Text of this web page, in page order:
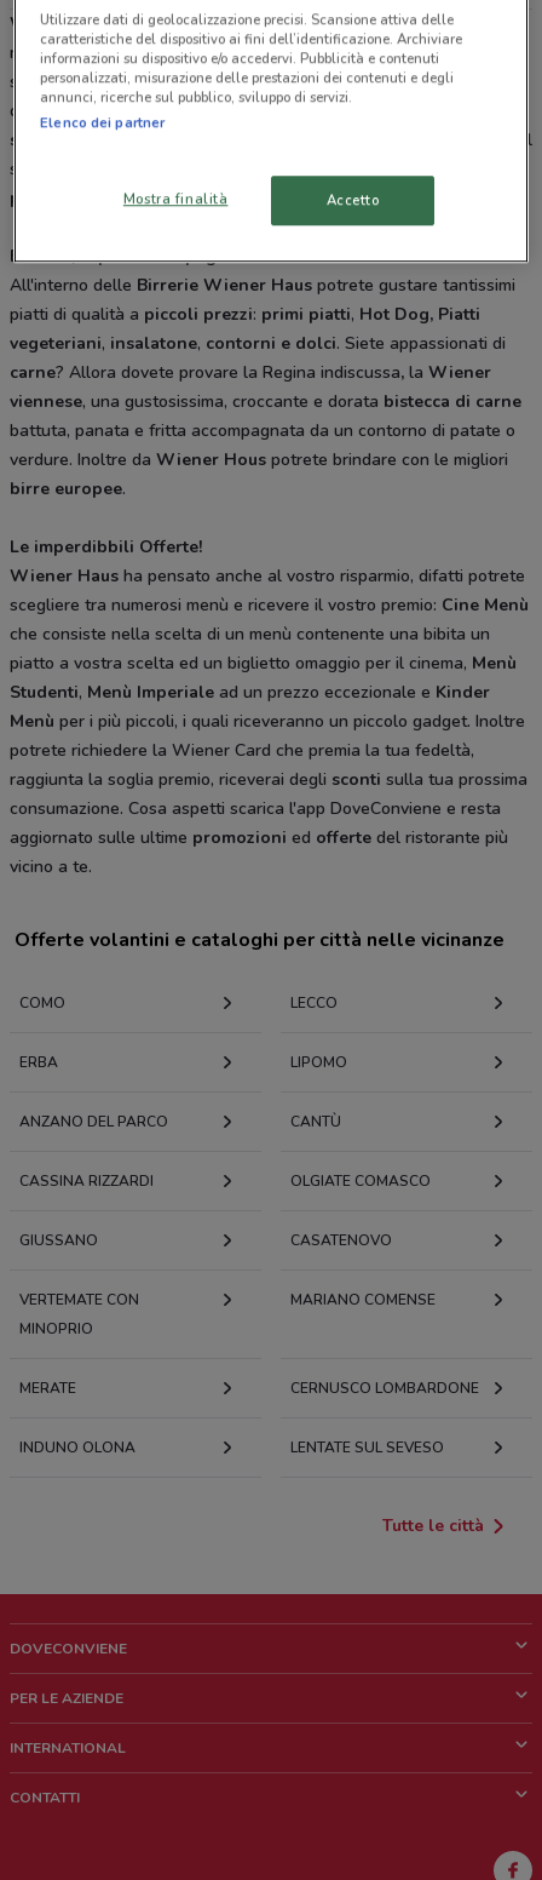
Wiener Hausè unatrattoriaebirreriadove poter gustare le
migliori specialità culinarie europee. Troverete una vasta scelta di
specialità tipiche cucinate con cura seguendo le ricette originali
delle più antiche tradizioni: dai Tradizionali, ai
specialità alla griglia
. Visita il
sito DoveConviene.it, sfoglia il
promozioni
in atto nella tua città.
Birreria, sapori e compagnia
All'interno delle Birrerie Wiener Haus potrete gustare tantissimi
piatti di qualità a piccoli prezzi: primi piatti, Hot Dog, Piatti
vegeteriani, insalatone, contorni e dolci. Siete appassionati di
carne? Allora dovete provare la Regina indiscussa, la Wiener
viennese, una gustosissima, croccante e dorata bistecca di carne
battuta, panata e fritta accompagnata da un contorno di patate o
verdure. Inoltre da Wiener Hous potrete brindare con le migliori
birre europee.
Le imperdibbili Offerte!
Wiener Haus ha pensato anche al vostro risparmio, difatti potrete
scegliere tra numerosi menù e ricevere il vostro premio: Cine Menù
che consiste nella scelta di un menù contenente una bibita un
piatto a vostra scelta ed un biglietto omaggio per il cinema, Menù
Studenti, Menù Imperiale ad un prezzo eccezionale e Kinder
Menù per i più piccoli, i quali riceveranno un piccolo gadget. Inoltre
potrete richiedere la Wiener Card che premia la tua fedeltà,
raggiunta la soglia premio, riceverai degli sconti sulla tua prossima
consumazione. Cosa aspetti scarica l'app DoveConviene e resta
aggiornato sulle ultime promozioni ed offerte del ristorante più
vicino a te.
Offerte volantini e cataloghi per città nelle vicinanze
COMO LECCO
ERBA LIPOMO
ANZANO DEL PARCO CANTÙ
CASSINA RIZZARDI OLGIATE COMASCO
GIUSSANO CASATENOVO
VERTEMATE CON
MINOPRIO
MARIANO COMENSE
MERATE CERNUSCO LOMBARDONE
INDUNO OLONA LENTATE SUL SEVESO
Tutte le città
DOVECONVIENE
Chi siamo
Lavora con noi
PER LE AZIENDE
Richieste commerciali e marketing
INTERNATIONAL
CONTATTI
Utilizzare dati di geolocalizzazione precisi. Scansione attiva delle
caratteristiche del dispositivo ai fini dell’identificazione. Archiviare
informazioni su dispositivo e/o accedervi. Pubblicità e contenuti
personalizzati, misurazione delle prestazioni dei contenuti e degli
annunci, ricerche sul pubblico, sviluppo di servizi.
Elenco dei partner
Mostra finalità Accetto